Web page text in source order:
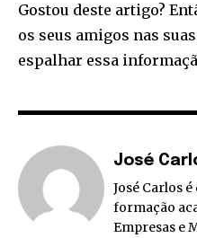
Gostou deste artigo?
os seus amigos nas
espalhar essa
José
José Carlos
formação
Empresas e